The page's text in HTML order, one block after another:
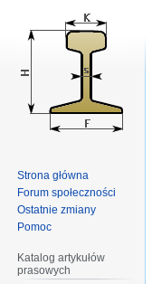
Strona główna
Forum społeczności
Ostatnie zmiany
Pomoc
Katalog artykułów
prasowych